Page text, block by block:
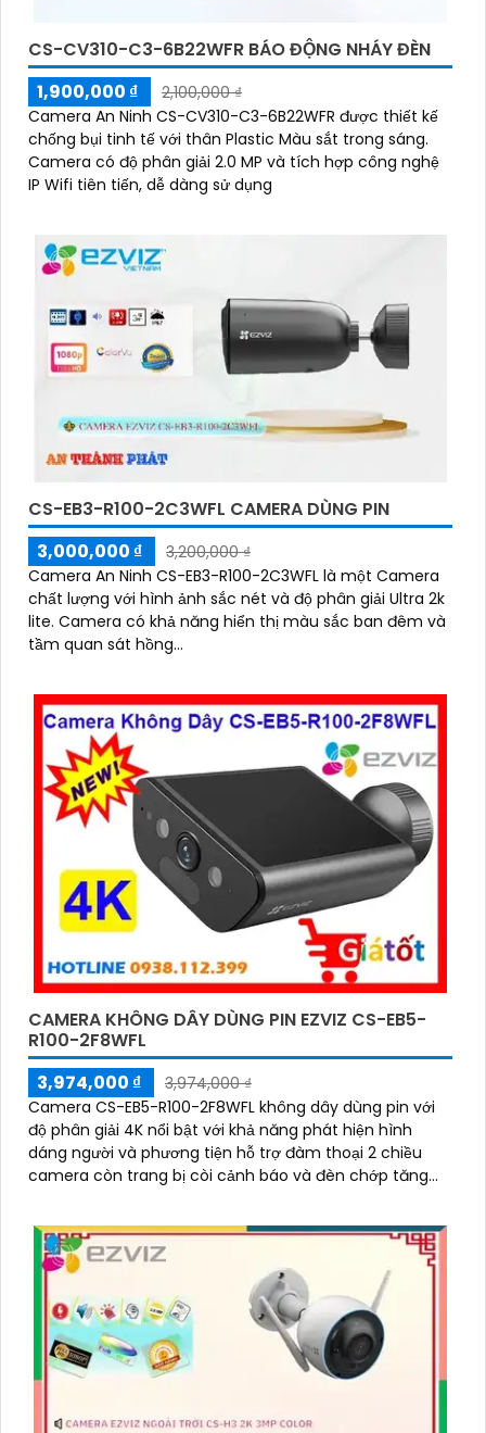
CS-CV310-C3-6B22WFR BÁO ĐỘNG NHÁY ĐÈN
1,900,000 ₫
2,100,000 ₫
Camera An Ninh CS-CV310-C3-6B22WFR được thiết kế
chống bụi tinh tế với thân Plastic Màu sắt trong sáng.
Camera có độ phân giải 2.0 MP và tích hợp công nghệ
IP Wifi tiên tiến, dễ dàng sử dụng
CS-EB3-R100-2C3WFL CAMERA DÙNG PIN
3,000,000 ₫
3,200,000 ₫
Camera An Ninh CS-EB3-R100-2C3WFL là một Camera
chất lượng với hình ảnh sắc nét và độ phân giải Ultra 2k
lite. Camera có khả năng hiển thị màu sắc ban đêm và
tầm quan sát hồng...
CAMERA KHÔNG DÂY DÙNG PIN EZVIZ CS-EB5-
R100-2F8WFL
3,974,000 ₫
3,974,000 ₫
Camera CS-EB5-R100-2F8WFL không dây dùng pin với
độ phân giải 4K nổi bật với khả năng phát hiện hình
dáng người và phương tiện hỗ trợ đàm thoại 2 chiều
camera còn trang bị còi cảnh báo và đèn chớp tăng
hợp tấm pin năng lượng mặt trời và pin sạc đạt chuẩn
IP65 chống nước và bụi giúp hoạt động bền bỉ trong mọi
điều kiện thời tiết.